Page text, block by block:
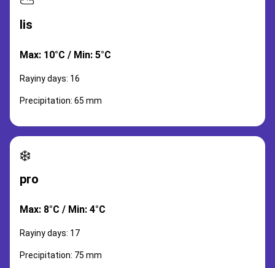
lis
Max: 10°C / Min: 5°C
Rayiny days: 16
Precipitation: 65 mm
❄️
pro
Max: 8°C / Min: 4°C
Rayiny days: 17
Precipitation: 75 mm